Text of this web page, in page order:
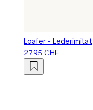
Loafer - Lederimitat
27.95 CHF